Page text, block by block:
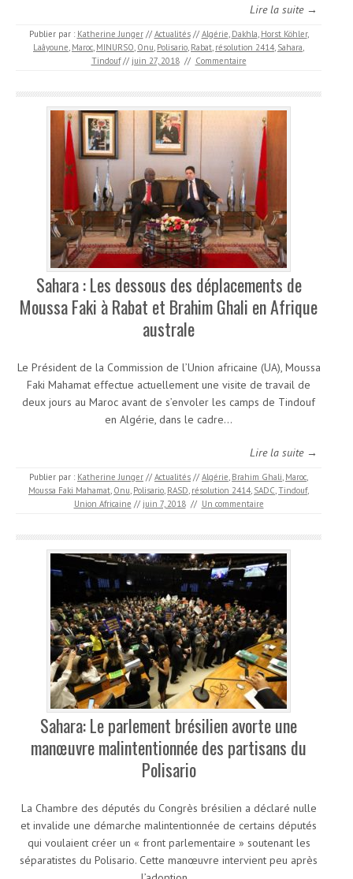
Lire la suite →
Publier par : Katherine Junger // Actualités // Algérie, Dakhla, Horst Köhler,
Laâyoune, Maroc, MINURSO, Onu, Polisario, Rabat, résolution 2414, Sahara,
Tindouf // juin 27, 2018 // Commentaire
Sahara : Les dessous des déplacements de
Moussa Faki à Rabat et Brahim Ghali en Afrique
australe
Le Président de la Commission de l’Union africaine (UA), Moussa
Faki Mahamat effectue actuellement une visite de travail de
deux jours au Maroc avant de s’envoler les camps de Tindouf
en Algérie, dans le cadre…
Lire la suite →
Publier par : Katherine Junger // Actualités // Algérie, Brahim Ghali, Maroc,
Moussa Faki Mahamat, Onu, Polisario, RASD, résolution 2414, SADC,Tindouf,
Union Africaine // juin 7, 2018 // Un commentaire
Sahara: Le parlement brésilien avorte une
manœuvre malintentionnée des partisans du
Polisario
La Chambre des députés du Congrès brésilien a déclaré nulle
et invalide une démarche malintentionnée de certains députés
qui voulaient créer un « front parlementaire » soutenant les
séparatistes du Polisario. Cette manœuvre intervient peu après